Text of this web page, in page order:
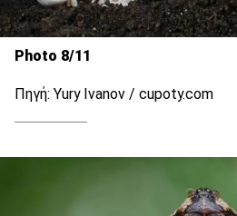
Photo 8/11
Πηγή: Yury Ivanov / cupoty.com